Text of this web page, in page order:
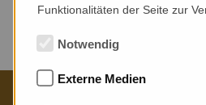
Keine Veranstaltungen
Funktionalitäten der Seite zur
Notwendig
Externe Medien